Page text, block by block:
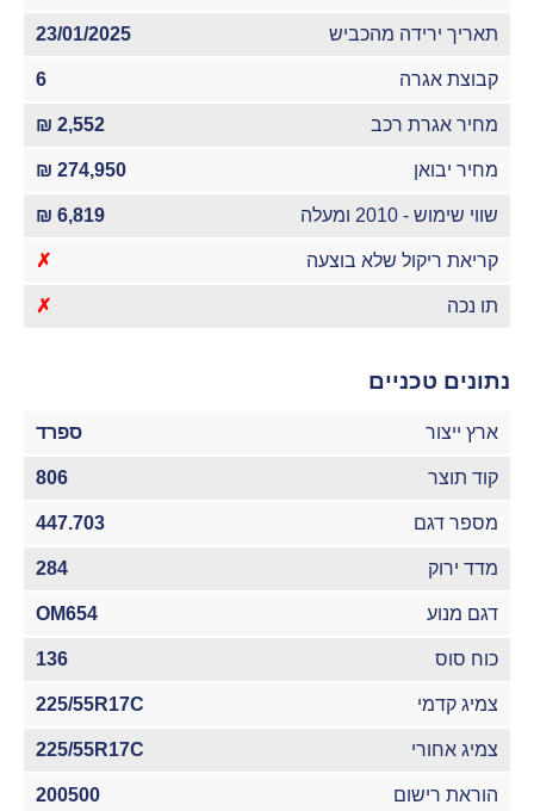
תאריך ירידה מהכביש 23/01/2025
קבוצת אגרה 6
מחיר אגרת רכב 2,552 ₪
מחיר יבואן 274,950 ₪
שווי שימוש - 2010 ומעלה 6,819 ₪
קריאת ריקול שלא בוצעה ✗
תו נכה ✗
נתונים טכניים
ארץ ייצור ספרד
קוד תוצר 806
מספר דגם 447.703
מדד ירוק 284
דגם מנוע OM654
כוח סוס 136
צמיג קדמי 225/55R17C
צמיג אחורי 225/55R17C
הוראת רישום 200500